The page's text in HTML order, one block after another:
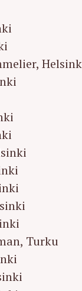
Turku